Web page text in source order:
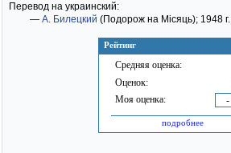
Рейтинг
Средняя оценка:
Оценок:
Моя оценка: -
подробнее
Перевод на украинский:
— А. Билецкий (Подорож на Мiсяць); 1948 г.